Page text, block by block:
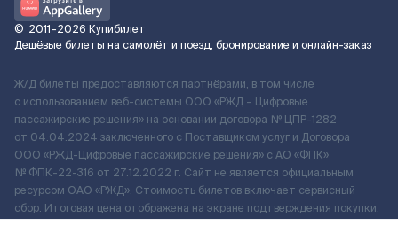
© 2011–2026 Купибилет
Дешёвые билеты на самолёт и поезд, бронирование и онлайн-заказ
Ж/Д билеты предоставляются партнёрами, в том числе
с использованием веб-системы ООО «РЖД – Цифровые
пассажирские решения» на основании договора № ЦПР-1282
от 04.04.2024 заключенного с Поставщиком услуг и Договора
ООО «РЖД-Цифровые пассажирские решения» c АО «ФПК»
№ ФПК-22-316 от 27.12.2022 г. Сайт не является официальным
ресурсом ОАО «РЖД». Стоимость билетов включает сервисный
сбор. Итоговая цена отображена на экране подтверждения покупки.